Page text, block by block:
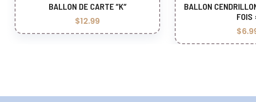
Ajouter au panier
BALLON DE CARTE ”K”
$12.99
Ajouter au
BALLON
FOIS
$